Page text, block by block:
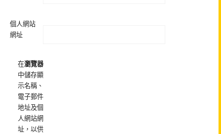
個人網站
網址
在瀏覽器
中儲存顯
示名稱、
電子郵件
地址及個
人網站網
址，以供